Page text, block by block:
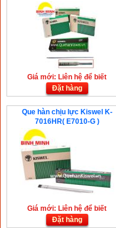
Giá mới: Liên hệ để biết
Đặt hàng
Que hàn chịu lực Kiswel K-
7016HR( E7010-G )
Giá mới: Liên hệ để biết
Đặt hàng